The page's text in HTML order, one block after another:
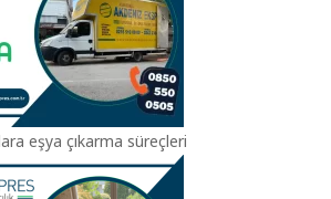
eşya çıkarma süreçleri